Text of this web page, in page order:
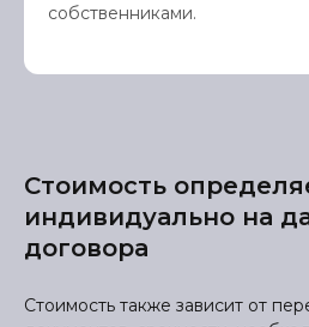
собственниками.
Стоимость
индивидуально на
договора
Стоимость также зависит от